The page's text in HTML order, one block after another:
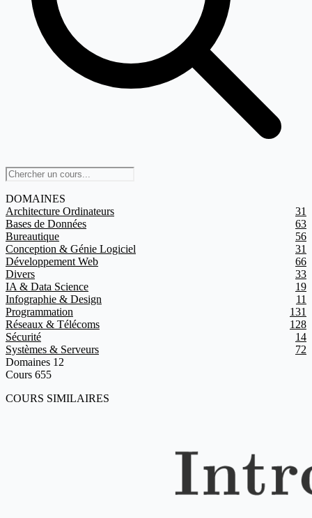
DOMAINES
Architecture Ordinateurs
31
Bases de Données
63
Bureautique
56
Conception & Génie Logiciel
31
Développement Web
66
Divers
33
IA & Data Science
19
Infographie & Design
11
Programmation
131
Réseaux & Télécoms
128
Sécurité
14
Systèmes & Serveurs
72
Domaines 12
Cours 655
COURS SIMILAIRES